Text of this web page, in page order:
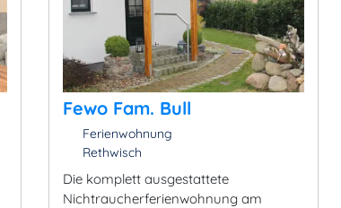
Fewo Fam. Bull
Ferienwohnung
Rethwisch
Die komplett ausgestattete
Nichtraucherferienwohnung am